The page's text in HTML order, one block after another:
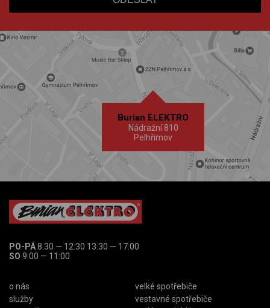
Burian ELEKTRO
Nádražní 810
Pelhřimov
PO-PÁ8:30 — 12:30 13:30 — 17:00
SO 9:00 — 11:00
o nás
služby
velké spotřebiče
vestavné spotřebiče